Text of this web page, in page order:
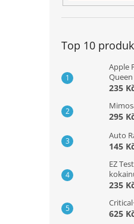
Top 10
Apple
Queen
235
295
Auto
145
EZ
235
625